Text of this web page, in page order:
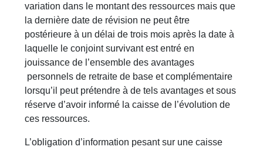
variation dans le montant des ressources mais que
la dernière date de révision ne peut être
postérieure à un délai de trois mois après la date à
laquelle le conjoint survivant est entré en
jouissance de l’ensemble des avantages
personnels de retraite de base et complémentaire
lorsqu’il peut prétendre à de tels avantages et sous
réserve d’avoir informé la caisse de l’évolution de
ces ressources.
L’obligation d’information pesant sur une caisse